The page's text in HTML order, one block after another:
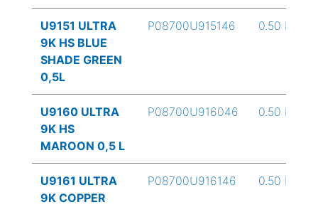
U9151 ULTRA
9K HS BLUE
SHADE GREEN
0,5L
P08700U915146 0.50 L
U9160 ULTRA
9K HS
MAROON 0,5 L
P08700U916046 0.50 L
U9161 ULTRA
9K COPPER
P08700U916146 0.50 L